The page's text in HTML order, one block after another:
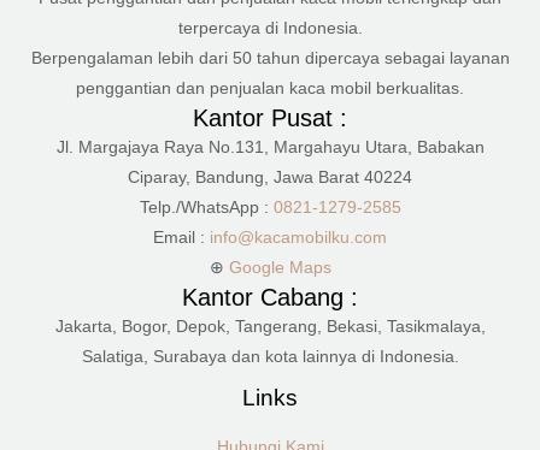
terpercaya di Indonesia.
Berpengalaman lebih dari 50 tahun dipercaya sebagai layanan
penggantian dan penjualan kaca mobil berkualitas.
Kantor Pusat :
Jl. Margajaya Raya No.131, Margahayu Utara, Babakan
Ciparay, Bandung, Jawa Barat 40224
Telp./WhatsApp : 0821-1279-2585
Email : info@kacamobilku.com
⊕ Google Maps
Kantor Cabang :
Jakarta, Bogor, Depok, Tangerang, Bekasi, Tasikmalaya,
Salatiga, Surabaya dan kota lainnya di Indonesia.
Links